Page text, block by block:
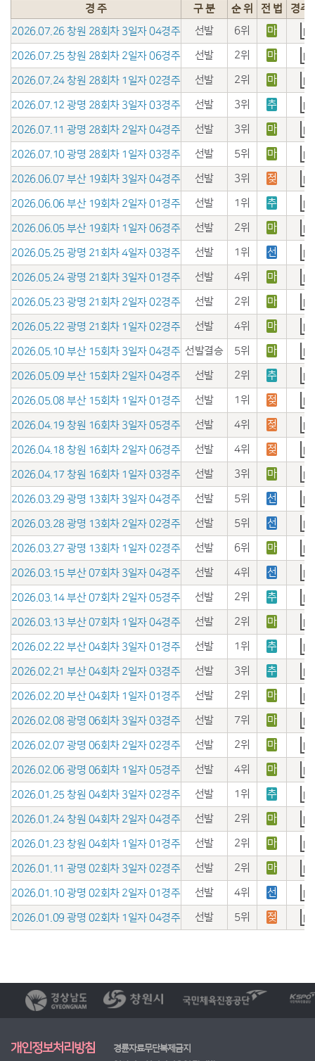
경 주
구 분 순 위 전 법
경주
2026.07.26 창원 28회차 3일자 04경주
선발 6위 마
2026.07.25 창원 28회차 2일자 06경주 선발 2위 마
2026.07.24 창원 28회차 1일자 02경주 선발 2위 마
2026.07.12 광명 28회차 3일자 03경주 선발 3위 추
2026.07.11 광명 28회차 2일자 04경주 선발 3위 마
2026.07.10 광명 28회차 1일자 03경주 선발 5위 마
2026.06.07 부산 19회차 3일자 04경주 선발 3위 젖
2026.06.06 부산 19회차 2일자 01경주 선발 1위 추
2026.06.05 부산 19회차 1일자 06경주 선발 2위 마
2026.05.25 광명 21회차 4일자 03경주 선발 1위 선
2026.05.24 광명 21회차 3일자 01경주 선발 4위 마
2026.05.23 광명 21회차 2일자 02경주 선발 2위 마
2026.05.22 광명 21회차 1일자 02경주 선발 4위 마
2026.05.10 부산 15회차 3일자 04경주 선발결승 5위 마
2026.05.09 부산 15회차 2일자 04경주 선발 2위 추
2026.05.08 부산 15회차 1일자 01경주 선발 1위 젖
2026.04.19 창원 16회차 3일자 05경주 선발 4위 젖
2026.04.18 창원 16회차 2일자 06경주 선발 4위 젖
2026.04.17 창원 16회차 1일자 03경주 선발 3위 마
2026.03.29 광명 13회차 3일자 04경주 선발 5위 선
2026.03.28 광명 13회차 2일자 02경주 선발 5위 선
2026.03.27 광명 13회차 1일자 02경주 선발 6위 마
2026.03.15 부산 07회차 3일자 04경주 선발 4위 선
2026.03.14 부산 07회차 2일자 05경주 선발 2위 추
2026.03.13 부산 07회차 1일자 04경주 선발 2위 마
2026.02.22 부산 04회차 3일자 01경주 선발 1위 추
2026.02.21 부산 04회차 2일자 03경주 선발 3위 추
2026.02.20 부산 04회차 1일자 01경주 선발 2위 마
2026.02.08 광명 06회차 3일자 03경주 선발 7위 마
2026.02.07 광명 06회차 2일자 02경주 선발 2위 마
2026.02.06 광명 06회차 1일자 05경주 선발 4위 마
2026.01.25 창원 04회차 3일자 02경주 선발 1위 추
2026.01.24 창원 04회차 2일자 04경주 선발 2위 마
2026.01.23 창원 04회차 1일자 01경주 선발 2위 마
2026.01.11 광명 02회차 3일자 02경주 선발 2위 마
2026.01.10 광명 02회차 2일자 01경주 선발 4위 선
2026.01.09 광명 02회차 1일자 04경주 선발 5위 젖
개인정보처리방침
경륜자료무단복제금지